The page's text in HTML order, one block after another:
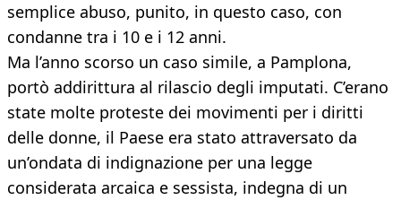
semplice abuso, punito, in questo caso, con
condanne tra i 10 e i 12 anni.
Ma l’anno scorso un caso simile, a Pamplona,
portò addirittura al rilascio degli imputati. C’erano
state molte proteste dei movimenti per i diritti
delle donne, il Paese era stato attraversato da
un’ondata di indignazione per una legge
considerata arcaica e sessista, indegna di un